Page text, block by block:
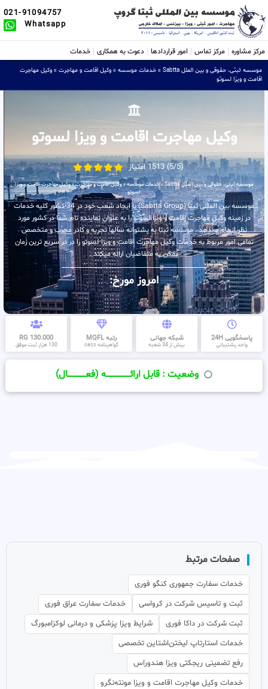
021-91094757
Whatsapp
مرکز مشاوره مرکز تماس امور قراردادها دعوت به همکاری خدمات
موسسه ثبتی، حقوقی و بین الملل Sabtta » خدمات موسسه » وکیل اقامت و مهاجرت » وکیل مهاجرت
اقامت و ویزا لسوتو
وکیل مهاجرت اقامت و ویزا لسوتو
(5/5) 1513 امتیاز
موسسه ثبتی، حقوقی و بین الملل Sabtta »خدمات موسسه»وکیل اقامت و مهاجرت»وکیل مهاجرت اقامت و ویزا
لسوتو
موسسه بین المللی ثبتا (Sabtta Group) با ایجاد شعب خود در 34 کشور کلیه خدمات
در زمینه وکیل مهاجرت اقامت و ویزا لسوتو را به عنوان نماینده تام شما در کشور مورد
نظر انجام میدهد . موسسه ثبتا به پشتوانه سالها تجربه و کادر مجرب و متخصص
تمامی امور مربوط به خدمات وکیل مهاجرت اقامت و ویزا لسوتو را در در سریع ترین زمان
ممکن به متقاضیان ارائه میکند .
امروز مورخ:
پاسخگویی 24H
واحد پشتیبانی
شبکه جهانی
بیش از 34 شعبه
رتبه MQFL
گواهینامه cess
130.000 RG
130 هزار ثبت موفق
وضعیت : قابل ارائــــــــــــــــــــه (فعـــــــــــــــال)
صفحات مرتبط
خدمات سفارت جمهوری کنگو فوری
ثبت و تاسیس شرکت در کرواسی
خدمات سفارت عراق فوری
ثبت شرکت در داکا فوری
شرایط ویزا پزشکی و درمانی لوکزامبورگ
خدمات استارتاپ لیختن‌اشتاین تخصصی
رفع تضمینی ریجکتی ویزا هندوراس
خدمات وکیل مهاجرت اقامت و ویزا مونته‌نگرو